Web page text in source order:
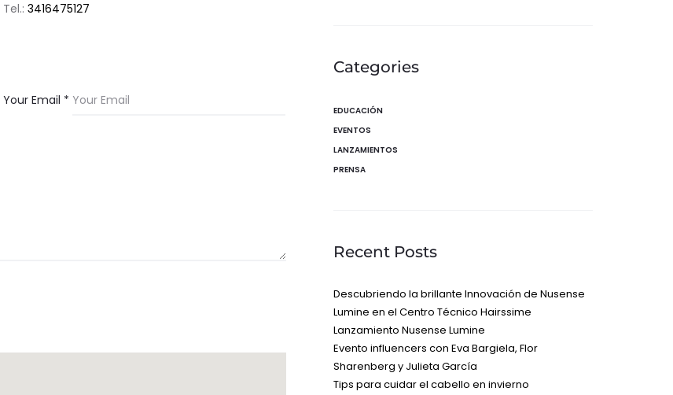
Tel.: 3416475127
Your Email *
Categories
EDUCACIÓN
EVENTOS
LANZAMIENTOS
PRENSA
Recent Posts
Descubriendo la brillante Innovación de Nusense
Lumine en el Centro Técnico Hairssime
Lanzamiento Nusense Lumine
Evento influencers con Eva Bargiela, Flor
Sharenberg y Julieta García
Tips para cuidar el cabello en invierno